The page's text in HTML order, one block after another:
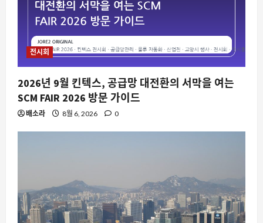
전시회
2026년 9월 킨텍스, 공급망 대전환의 서막을 여는
SCM FAIR 2026 방문 가이드
배소라 8월 6, 2026 0
2
스팀 리뷰의 진실성, 데모 플레이 시간과
실제 구매 기록의 괴리가 드러난다
요즘뜨는소식
합법이라는 옷을 입고 찾아오는 민주주
스팀에서 ‘Blast the Past’가 주목받는
이유와 데이터로 본 indie 게임의 생존 전
략